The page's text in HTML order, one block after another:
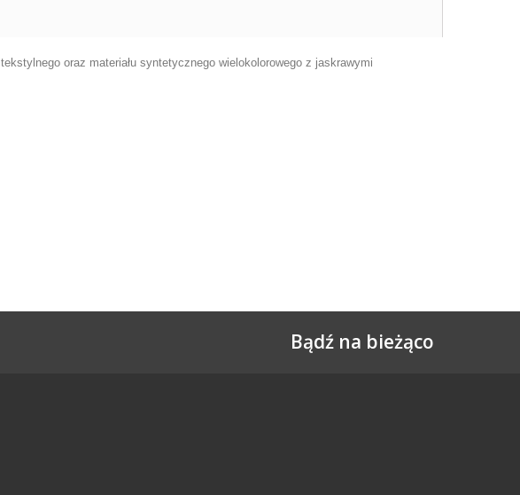
oraz materiału syntetycznego wielokolorowego z jaskrawymi
Bądź na bieżąco